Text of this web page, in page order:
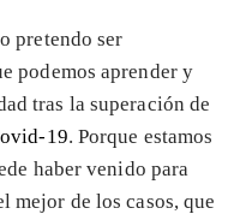
pretendo ser
podemos aprender y
tras la superación de
19. Porque estamos
haber venido para
mejor de los casos, que